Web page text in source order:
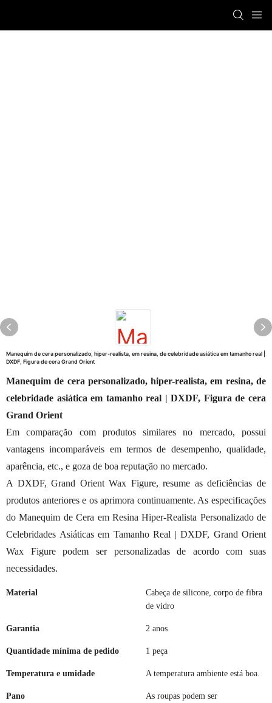
Manequim de cera personalizado, hiper-realista, em resina, de celebridade asiática em tamanho real |
DXDF, Figura de cera Grand Orient
Manequim de cera personalizado, hiper-realista, em resina, de
celebridade asiática em tamanho real | DXDF, Figura de cera
Grand Orient
Em comparação com produtos similares no mercado, possui
vantagens incomparáveis ​​em termos de desempenho, qualidade,
aparência, etc., e goza de boa reputação no mercado.
A DXDF, Grand Orient Wax Figure, resume as deficiências de
produtos anteriores e os aprimora continuamente. As especificações
do Manequim de Cera em Resina Hiper-Realista Personalizado de
Celebridades Asiáticas em Tamanho Real | DXDF, Grand Orient
Wax Figure podem ser personalizadas de acordo com suas
necessidades.
Material
Cabeça de silicone, corpo de fibra
de vidro
Garantia 2 anos
Quantidade mínima de pedido 1 peça
Temperatura e umidade A temperatura ambiente está boa.
Pano
As roupas podem ser